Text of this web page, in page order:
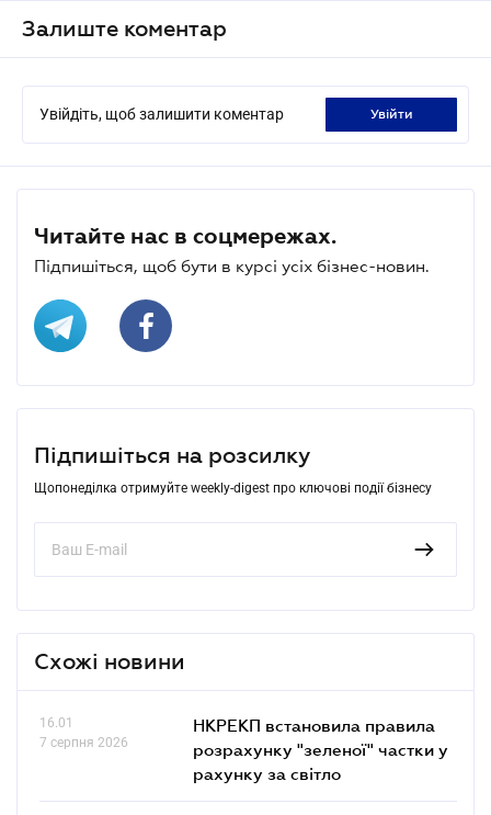
Залиште коментар
Увійдіть, щоб залишити коментар увійти
Читайте нас в соцмережах.
Підпишіться, щоб бути в курсі усіх бізнес-новин.
Підпишіться на розсилку
Щопонеділка отримуйте weekly-digest про ключові події бізнесу
Схожі новини
16.01
7 серпня 2026
НКРЕКП встановила правила
розрахунку "зеленої" частки у
рахунку за світло